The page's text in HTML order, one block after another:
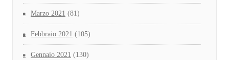
Marzo 2021 (81)
Febbraio 2021 (105)
Gennaio 2021 (130)